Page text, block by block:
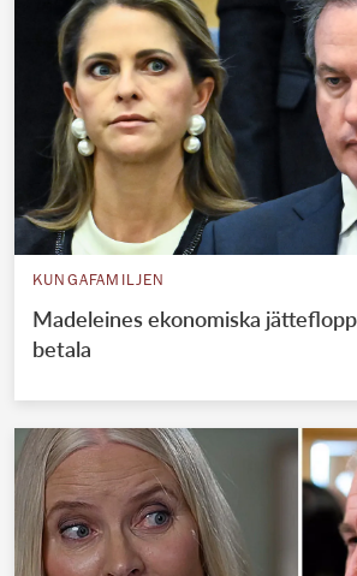
KUNGAFAMILJEN
Madeleines ekonomiska
betala